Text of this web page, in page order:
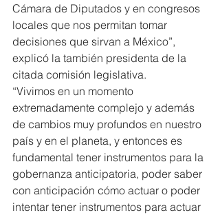
Cámara de Diputados y en congresos
locales que nos permitan tomar
decisiones que sirvan a México”,
explicó la también presidenta de la
citada comisión legislativa.
“Vivimos en un momento
extremadamente complejo y además
de cambios muy profundos en nuestro
país y en el planeta, y entonces es
fundamental tener instrumentos para la
gobernanza anticipatoria, poder saber
con anticipación cómo actuar o poder
intentar tener instrumentos para actuar